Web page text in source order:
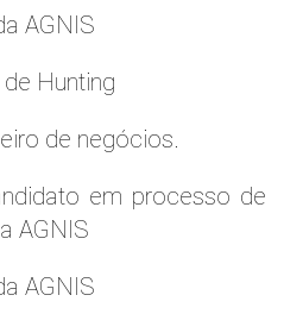
AGNIS
Hunting
de negócios.
em processo de
AGNIS
AGNIS